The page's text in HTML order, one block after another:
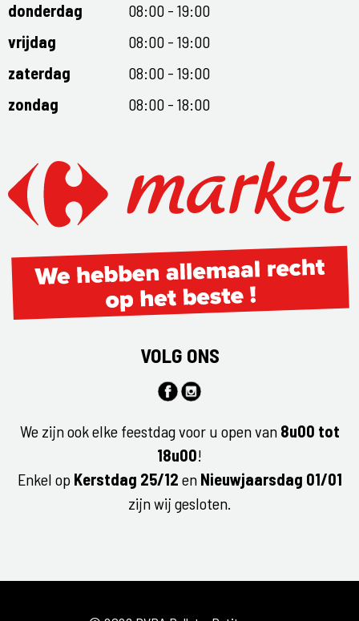
donderdag
08:00 - 19:00
vrijdag
08:00 - 19:00
zaterdag
08:00 - 19:00
zondag
08:00 - 18:00
VOLG ONS
We zijn ook elke feestdag voor u open van 8u00 tot
18u00!
Enkel op Kerstdag 25/12 en Nieuwjaarsdag 01/01
zijn wij gesloten.